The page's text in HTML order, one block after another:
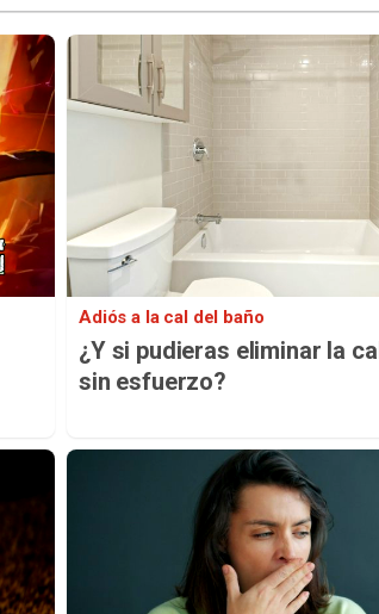
Adiós a la cal del baño
¿Y si pudieras eliminar la
sin esfuerzo?